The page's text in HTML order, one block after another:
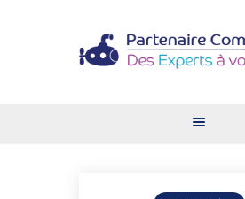
OFFRES D’EMPLOI